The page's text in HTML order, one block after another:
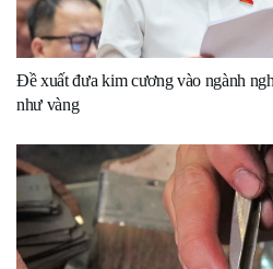
Đề xuất đưa kim cương vào ngành
như vàng